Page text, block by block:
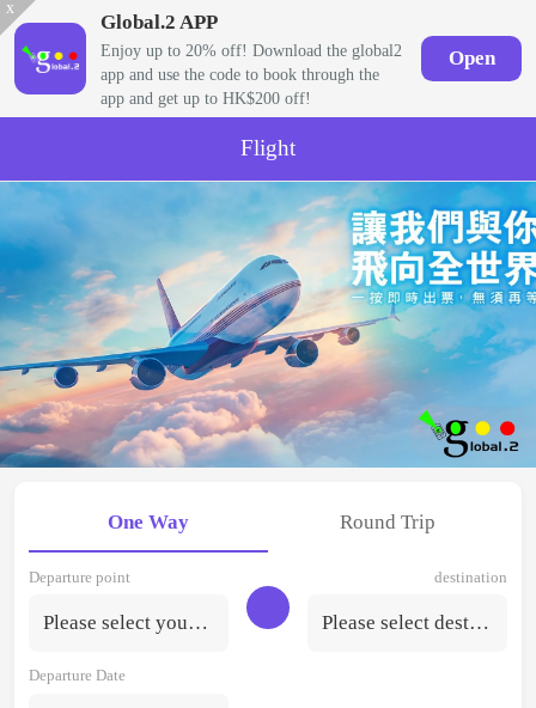
x
Global.2 APP
Enjoy up to 20% off! Download the global2
app and use the code to book through the
app and get up to HK$200 off!
Open
Flight
One Way Round Trip
Departure point
Please select your departure point.
destination
Please select destination
Departure Date